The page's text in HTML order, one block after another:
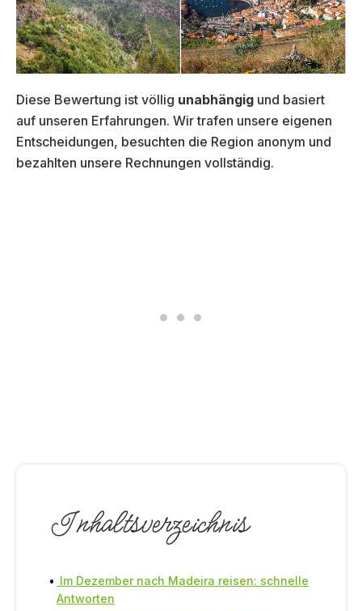
Diese Bewertung ist völlig unabhängig und basiert
auf unseren Erfahrungen. Wir trafen unsere eigenen
Entscheidungen, besuchten die Region anonym und
bezahlten unsere Rechnungen vollständig.
Inhaltsverzeichnis
Im Dezember nach Madeira reisen: schnelle
Antworten